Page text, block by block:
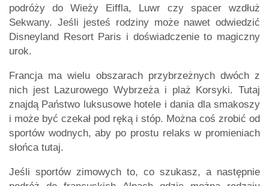
podróży do Wieży Eiffla, Luwr czy spacer wzdłuż
Sekwany. Jeśli jesteś rodziny może nawet odwiedzić
Disneyland Resort Paris i doświadczenie to magiczny
urok.
Francja ma wielu obszarach przybrzeżnych dwóch z
nich jest Lazurowego Wybrzeża i plaż Korsyki. Tutaj
znajdą Państwo luksusowe hotele i dania dla smakoszy
i może być czekał pod ręką i stóp. Można coś zrobić od
sportów wodnych, aby po prostu relaks w promieniach
słońca tutaj.
Jeśli sportów zimowych to, co szukasz, a następnie